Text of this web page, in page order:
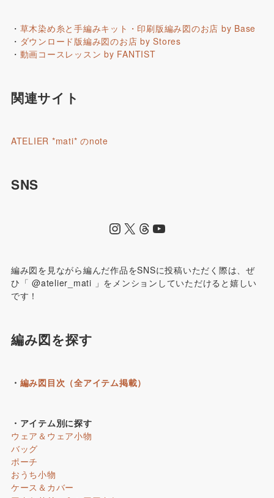
・ 草木染め糸と手編みキット・印刷版編み図のお店 by Base
・ ダウンロード版編み図のお店 by Stores
・ 動画コースレッスン by FANTIST
関連サイト
ATELIER *mati* のnote
SNS
編み図を見ながら編んだ作品をSNSに投稿いただく際は、ぜ
ひ「 @atelier_mati 」をメンションしていただけると嬉しい
です！
編み図を探す
・ 編み図目次（全アイテム掲載）
・アイテム別に探す
ウェア＆ウェア小物
バッグ
ポーチ
おうち小物
ケース＆カバー